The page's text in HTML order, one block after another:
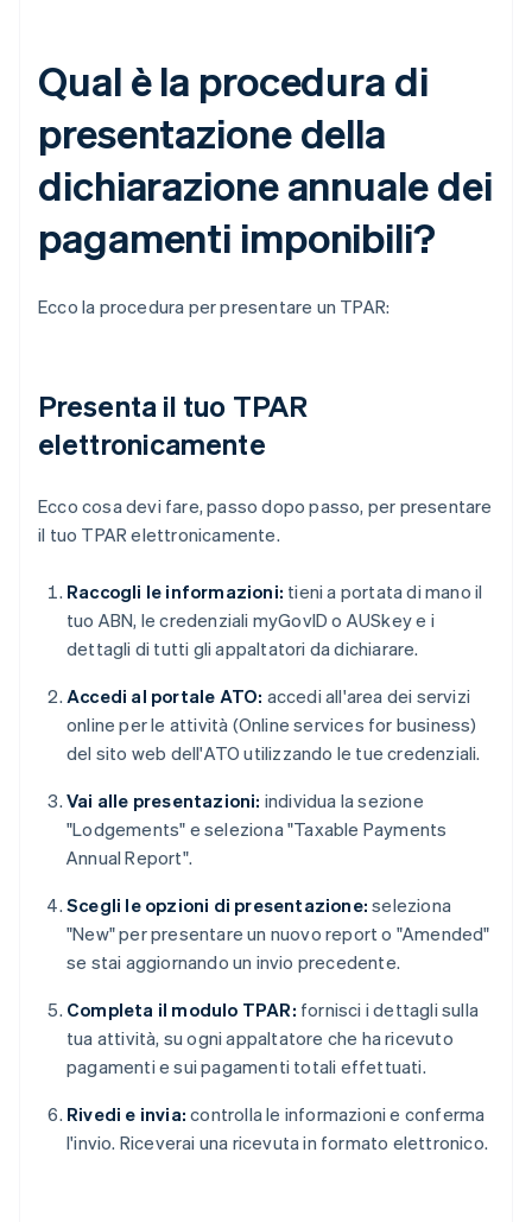
Qual è la procedura di
presentazione della
dichiarazione annuale dei
pagamenti imponibili?
Ecco la procedura per presentare un TPAR:
Presenta il tuo TPAR
elettronicamente
Ecco cosa devi fare, passo dopo passo, per presentare
il tuo TPAR elettronicamente.
Raccogli le informazioni: tieni a portata di mano il
tuo ABN, le credenziali myGovID o AUSkey e i
dettagli di tutti gli appaltatori da dichiarare.
Accedi al portale ATO: accedi all'area dei servizi
online per le attività (Online services for business)
del sito web dell'ATO utilizzando le tue credenziali.
Vai alle presentazioni: individua la sezione
"Lodgements" e seleziona "Taxable Payments
Annual Report".
Scegli le opzioni di presentazione: seleziona
"New" per presentare un nuovo report o "Amended"
se stai aggiornando un invio precedente.
Completa il modulo TPAR: fornisci i dettagli sulla
tua attività, su ogni appaltatore che ha ricevuto
pagamenti e sui pagamenti totali effettuati.
Rivedi e invia: controlla le informazioni e conferma
l'invio. Riceverai una ricevuta in formato elettronico.